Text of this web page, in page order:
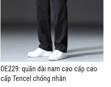
OE229: quần dài nam cao cấp cao
cấp Tencel chống nhăn